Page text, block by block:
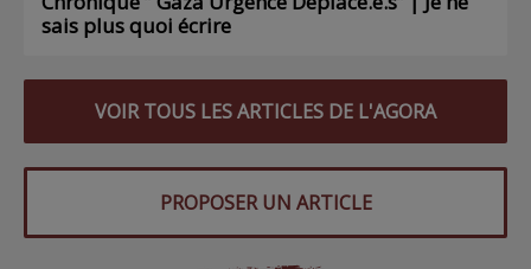
sais plus quoi écrire
VOIR TOUS LES ARTICLES DE L'AGORA
PROPOSER UN ARTICLE